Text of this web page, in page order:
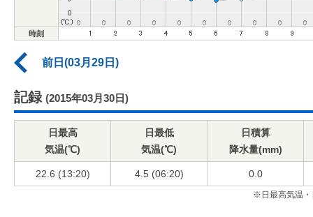
時刻
前日(03月29日)
記録 (2015年03月30日)
日最高
気温(℃)
日最低
気温(℃)
日積算
降水量(mm)
22.6 (13:20) 4.5 (06:20) 0.0
※日最高気温・